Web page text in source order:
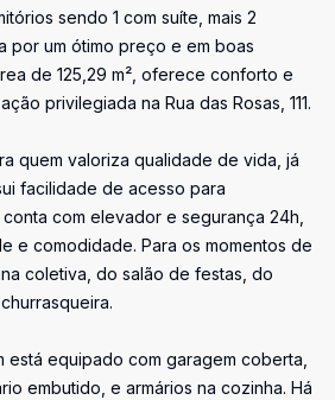
sendo 1 com suíte, mais 2
por um ótimo preço e em boas
de 125,29 m², oferece conforto e
privilegiada na Rua das Rosas, 111.
quem valoriza qualidade de vida, já
facilidade de acesso para
com elevador e segurança 24h,
e comodidade. Para os momentos de
coletiva, do salão de festas, do
está equipado com garagem coberta,
embutido, e armários na cozinha. Há